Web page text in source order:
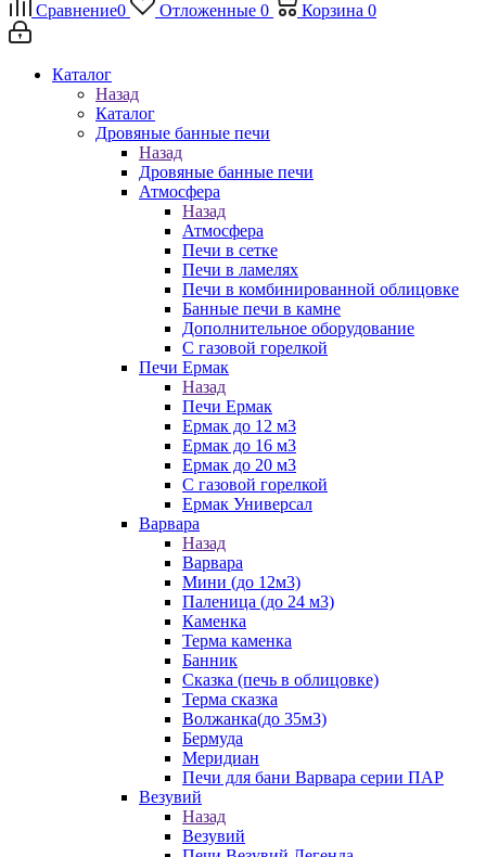
Сравнение0 Отложенные 0 Корзина 0
Каталог
Назад
Каталог
Дровяные банные печи
Назад
Дровяные банные печи
Атмосфера
Назад
Атмосфера
Печи в сетке
Печи в ламелях
Печи в комбинированной облицовке
Банные печи в камне
Дополнительное оборудование
С газовой горелкой
Печи Ермак
Назад
Печи Ермак
Ермак до 12 м3
Ермак до 16 м3
Ермак до 20 м3
С газовой горелкой
Ермак Универсал
Варвара
Назад
Варвара
Мини (до 12м3)
Паленица (до 24 м3)
Каменка
Терма каменка
Банник
Сказка (печь в облицовке)
Терма сказка
Волжанка(до 35м3)
Бермуда
Меридиан
Печи для бани Варвара серии ПАР
Везувий
Назад
Везувий